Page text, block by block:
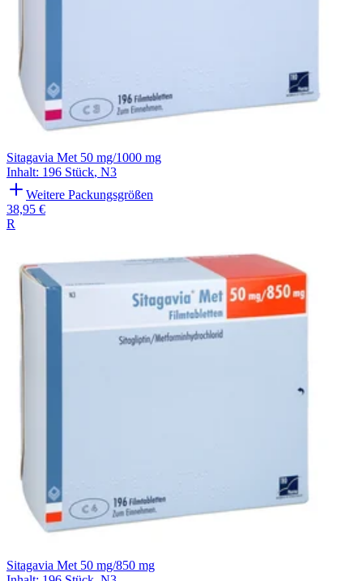
Sitagavia Met 50 mg/1000 mg
Inhalt: 196 Stück, N3
Weitere Packungsgrößen
38,95 €
R
Sitagavia Met 50 mg/850 mg